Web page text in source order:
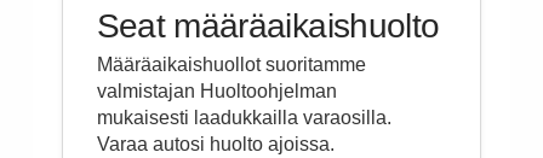
Seat määräaikaishuolto
Määräaikaishuollot suoritamme
valmistajan Huoltoohjelman
mukaisesti laadukkailla varaosilla.
Varaa autosi huolto ajoissa.